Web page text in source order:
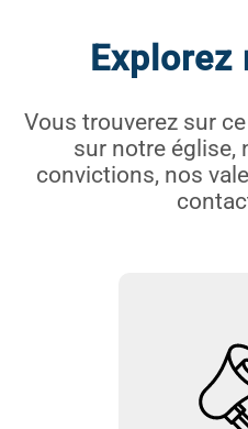
Vous trouverez sur
sur notre église,
convictions, nos